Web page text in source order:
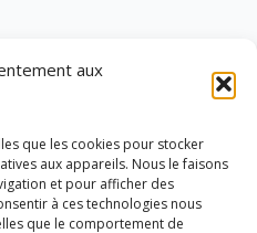
aux
que les cookies pour stocker
aux appareils. Nous le faisons
et pour afficher des
à ces technologies nous
que le comportement de